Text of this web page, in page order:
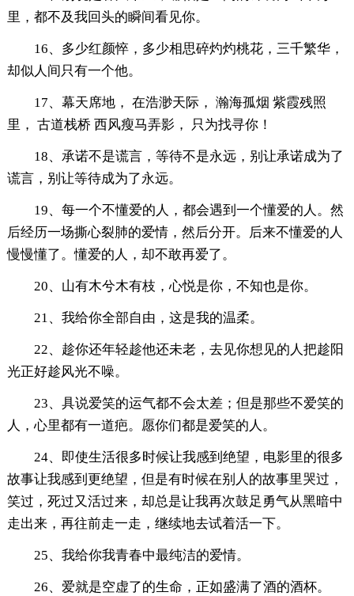
里，都不及我回头的瞬间看见你。
16、多少红颜悴，多少相思碎灼灼桃花，三千繁华，
却似人间只有一个他。
17、幕天席地， 在浩渺天际， 瀚海孤烟 紫霞残照
里， 古道栈桥 西风瘦马弄影， 只为找寻你！
18、承诺不是谎言，等待不是永远，别让承诺成为了
谎言，别让等待成为了永远。
19、每一个不懂爱的人，都会遇到一个懂爱的人。然
后经历一场撕心裂肺的爱情，然后分开。后来不懂爱的人
慢慢懂了。懂爱的人，却不敢再爱了。
20、山有木兮木有枝，心悦是你，不知也是你。
21、我给你全部自由，这是我的温柔。
22、趁你还年轻趁他还未老，去见你想见的人把趁阳
光正好趁风光不噪。
23、具说爱笑的运气都不会太差；但是那些不爱笑的
人，心里都有一道疤。愿你们都是爱笑的人。
24、即使生活很多时候让我感到绝望，电影里的很多
故事让我感到更绝望，但是有时候在别人的故事里哭过，
笑过，死过又活过来，却总是让我再次鼓足勇气从黑暗中
走出来，再往前走一走，继续地去试着活一下。
25、我给你我青春中最纯洁的爱情。
26、爱就是空虚了的生命，正如盛满了酒的酒杯。